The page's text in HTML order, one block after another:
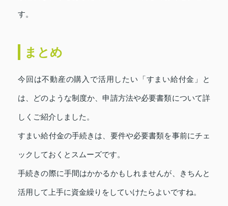
す。
まとめ
今回は不動産の購入で活用したい「すまい給付金」と
は、どのような制度か、申請方法や必要書類について詳
しくご紹介しました。
すまい給付金の手続きは、要件や必要書類を事前にチェ
ックしておくとスムーズです。
手続きの際に手間はかかるかもしれませんが、きちんと
活用して上手に資金繰りをしていけたらよいですね。